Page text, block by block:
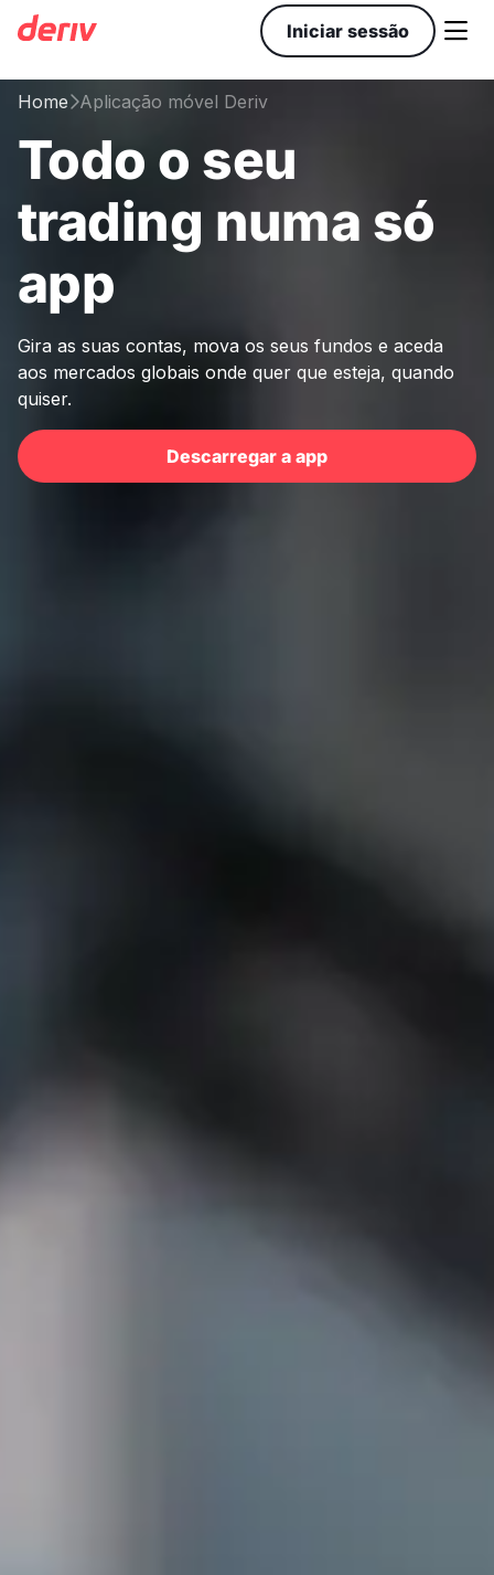
Iniciar sessão 
HomeAplicação móvel Deriv
Todo o seu
trading numa só
app
Gira as suas contas, mova os seus fundos e aceda
aos mercados globais onde quer que esteja, quando
quiser.
Descarregar a app